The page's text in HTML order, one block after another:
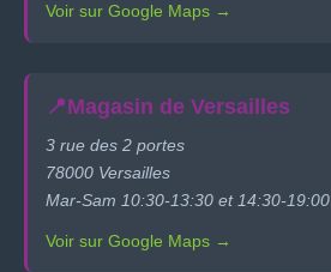
Voir sur Google Maps →
📍Magasin de Versailles
3 rue des 2 portes
78000 Versailles
Mar-Sam 10:30-13:30 et 14:30-19:00
Voir sur Google Maps →